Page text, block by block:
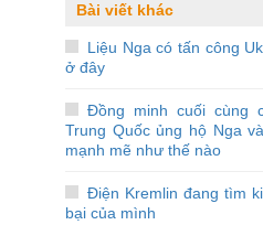
Bài viết khác
Liệu Nga có tấn công
ở đây
Đồng minh cuối cùng
Trung Quốc ủng hộ Nga
mạnh mẽ như thế nào
Điện Kremlin đang tìm
bại của mình